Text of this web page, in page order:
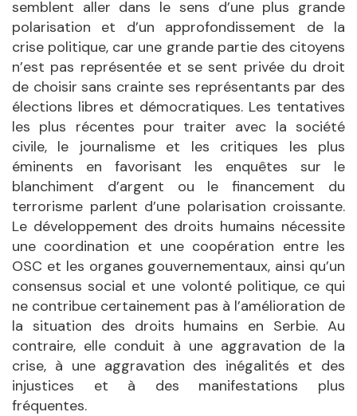
semblent aller dans le sens d’une plus grande
polarisation et d’un approfondissement de la
crise politique, car une grande partie des citoyens
n’est pas représentée et se sent privée du droit
de choisir sans crainte ses représentants par des
élections libres et démocratiques. Les tentatives
les plus récentes pour traiter avec la société
civile, le journalisme et les critiques les plus
éminents en favorisant les enquêtes sur le
blanchiment d’argent ou le financement du
terrorisme parlent d’une polarisation croissante.
Le développement des droits humains nécessite
une coordination et une coopération entre les
OSC et les organes gouvernementaux, ainsi qu’un
consensus social et une volonté politique, ce qui
ne contribue certainement pas à l’amélioration de
la situation des droits humains en Serbie. Au
contraire, elle conduit à une aggravation de la
crise, à une aggravation des inégalités et des
injustices et à des manifestations plus
fréquentes.